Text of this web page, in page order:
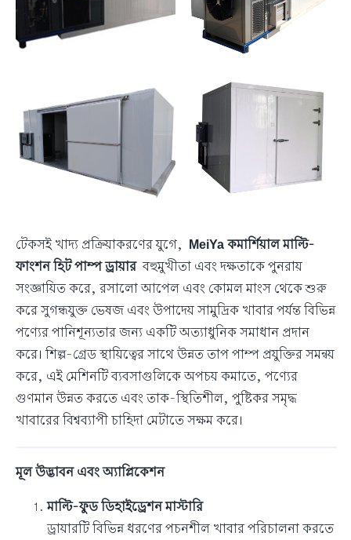
টেকসই খাদ্য প্রক্রিয়াকরণের যুগে, MeiYa কমার্শিয়াল মাল্টি-
ফাংশন হিট পাম্প ড্রায়ারবহুমুখীতা এবং দক্ষতাকে পুনরায়
সংজ্ঞায়িত করে, রসালো আপেল এবং কোমল মাংস থেকে শুরু
করে সুগন্ধযুক্ত ভেষজ এবং উপাদেয় সামুদ্রিক খাবার পর্যন্ত বিভিন্ন
পণ্যের পানিশূন্যতার জন্য একটি অত্যাধুনিক সমাধান প্রদান
করে। শিল্প-গ্রেড স্থায়িত্বের সাথে উন্নত তাপ পাম্প প্রযুক্তির সমন্বয়
করে, এই মেশিনটি ব্যবসাগুলিকে অপচয় কমাতে, পণ্যের
গুণমান উন্নত করতে এবং তাক-স্থিতিশীল, পুষ্টিকর সমৃদ্ধ
খাবারের বিশ্বব্যাপী চাহিদা মেটাতে সক্ষম করে।
মূল উদ্ভাবন এবং অ্যাপ্লিকেশন
মাল্টি-ফুড ডিহাইড্রেশন মাস্টারি
ড্রায়ারটি বিভিন্ন ধরণের পচনশীল খাবার পরিচালনা করতে